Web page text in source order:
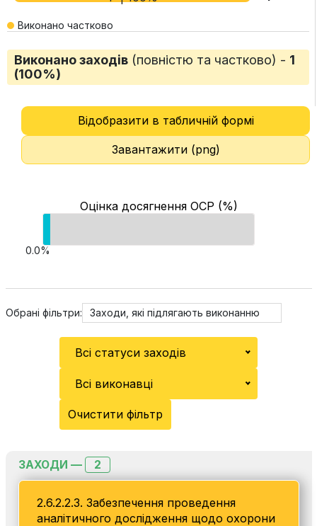
Виконано частково
Виконано заходів (повністю та частково) - 1
(100%)
Відобразити в табличній формі
Завантажити (png)
Оцінка досягнення ОСР (%)
0.0%
Обрані фільтри: Заходи, які підлягають виконанню
Всі статуси заходів
Всі виконавці
Очистити фільтр
ЗАХОДИ — 2
2.6.2.2.3. Забезпечення проведення
аналітичного дослідження щодо охорони